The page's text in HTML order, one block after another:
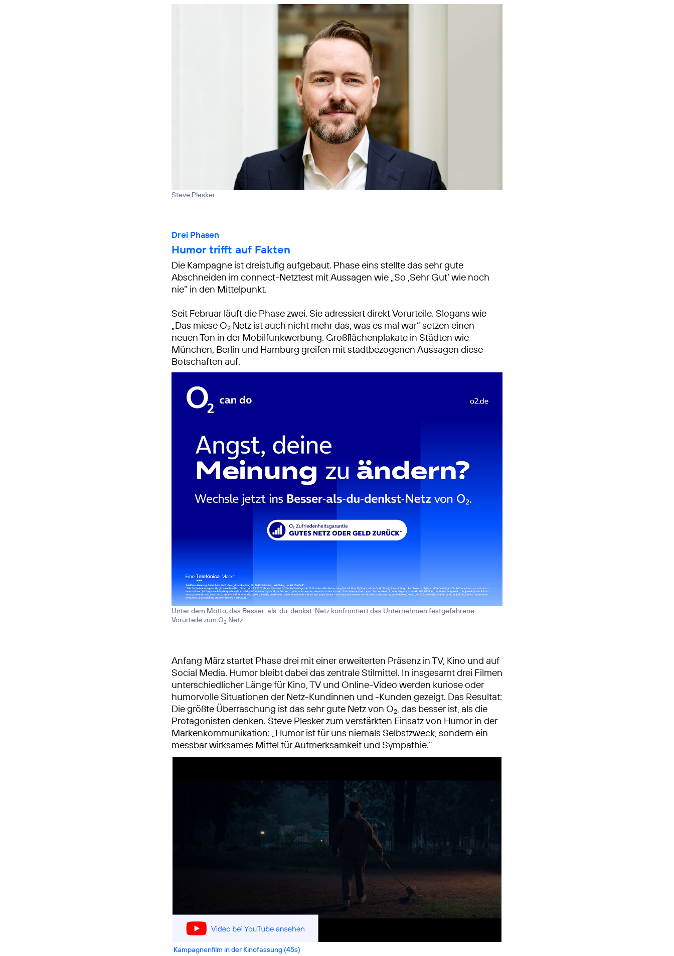
Steve Plesker
Drei Phasen
Humor trifft auf Fakten
Die Kampagne ist dreistufig aufgebaut. Phase eins stellte das sehr gute
Abschneiden im connect-Netztest mit Aussagen wie „So ‚Sehr Gut‘ wie noch
nie“ in den Mittelpunkt.
Seit Februar läuft die Phase zwei. Sie adressiert direkt Vorurteile. Slogans wie
„Das miese O2 Netz ist auch nicht mehr das, was es mal war“ setzen einen
neuen Ton in der Mobilfunkwerbung. Großflächenplakate in Städten wie
München, Berlin und Hamburg greifen mit stadtbezogenen Aussagen diese
Botschaften auf.
Unter dem Motto, das Besser-als-du-denkst-Netz konfrontiert das Unternehmen festgefahrene
Vorurteile zum O2 Netz
Anfang März startet Phase drei mit einer erweiterten Präsenz in TV, Kino und auf
Social Media. Humor bleibt dabei das zentrale Stilmittel. In insgesamt drei Filmen
unterschiedlicher Länge für Kino, TV und Online-Video werden kuriose oder
humorvolle Situationen der Netz-Kundinnen und -Kunden gezeigt. Das Resultat:
Die größte Überraschung ist das sehr gute Netz von O2, das besser ist, als die
Protagonisten denken. Steve Plesker zum verstärkten Einsatz von Humor in der
Markenkommunikation: „Humor ist für uns niemals Selbstzweck, sondern ein
messbar wirksames Mittel für Aufmerksamkeit und Sympathie.“
Kampagnenfilm in der Kinofassung (45s)